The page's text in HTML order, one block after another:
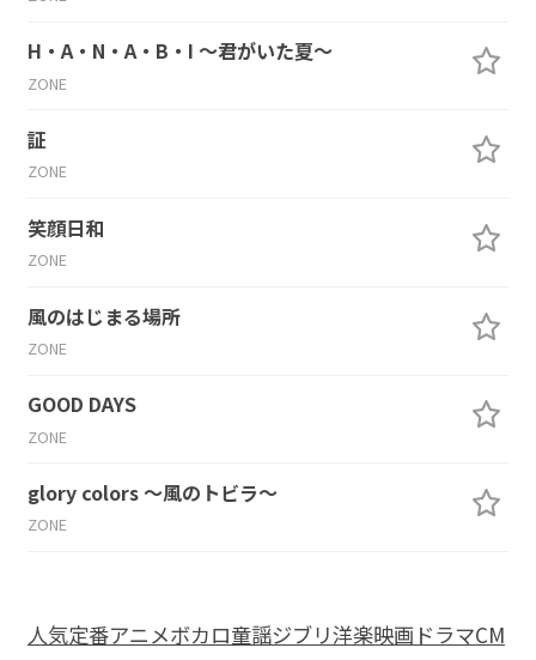
H・A・N・A・B・I ～君がいた夏～
ZONE
証
ZONE
笑顔日和
ZONE
風のはじまる場所
ZONE
GOOD DAYS
ZONE
glory colors ～風のトビラ～
ZONE
人気定番アニメボカロ童謡ジブリ洋楽映画ドラマCM